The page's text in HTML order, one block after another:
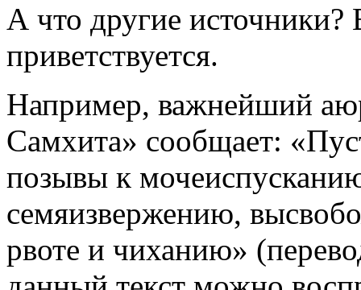
А что другие
приветствуется.
Например, важнейший
Самхита» сообщает:
позывы к
семяизвержению,
рвоте и чиханию»